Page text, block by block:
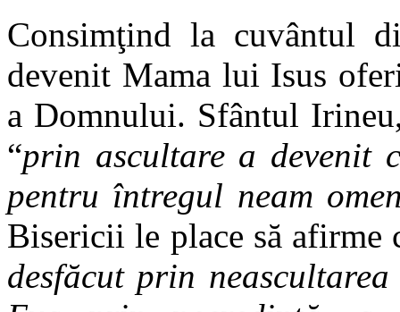
Consimţind la cuvântul
devenit Mama lui Isus
a Domnului. Sfântul
“prin ascultare a devenit
pentru întregul neam
Bisericii le place să afirme
desfăcut prin